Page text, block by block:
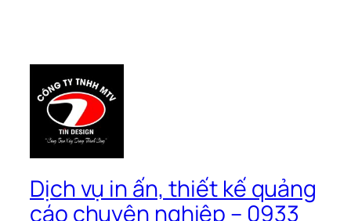
Dịch vụ in ấn, thiết kế quảng
cáo chuyên nghiệp – 0933